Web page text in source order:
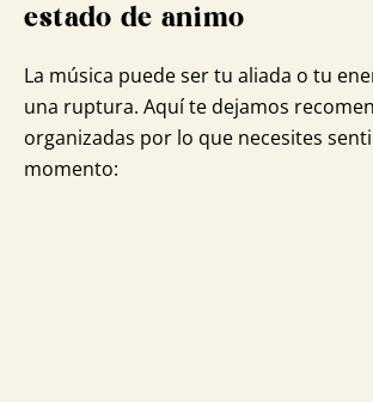
estado de animo
La música puede ser tu aliada o tu
una ruptura. Aquí te dejamos
organizadas por lo que necesites
momento: